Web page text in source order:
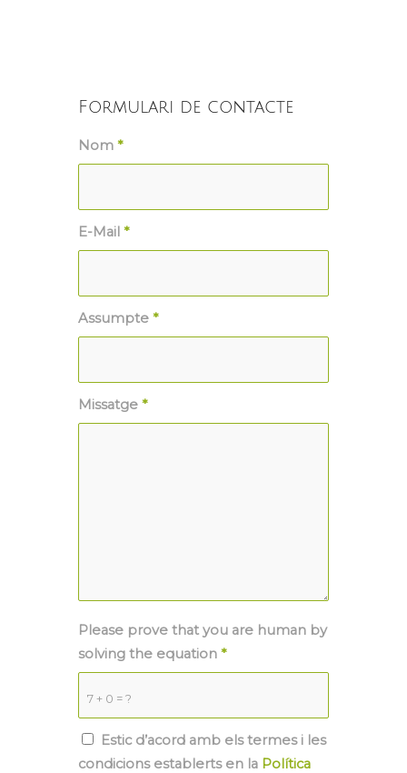
Formulari de contacte
Nom *
E-Mail *
Assumpte *
Missatge *
7 + 0 = ?
Please prove that you are human by
solving the equation *
Estic d’acord amb els termes i les
condicions establerts en la Política